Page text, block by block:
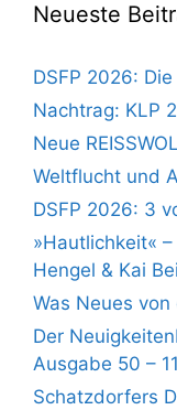
Neueste
DSFP 2026:
Nachtrag: KLP
Neue
Weltflucht und
DSFP 2026: 3
»Hautlichkeit«
Hengel & Kai
Was Neues
Der
Ausgabe 50 –
Schatzdorfers